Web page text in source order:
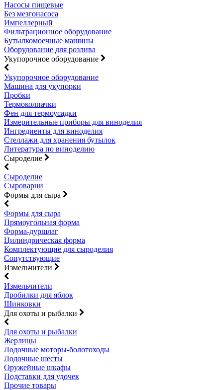
Насосы пищевые
Без мезгонасоса
Импеллерный
Фильтрационное оборудование
Бутылкомоечные машины
Оборудование для розлива
Укупорочное оборудование
Укупорочное оборудование
Машина для укупорки
Пробки
Термоколпачки
Фен для термоусадки
Измерительные приборы для виноделия
Ингредиенты для виноделия
Стеллажи для хранения бутылок
Литература по виноделию
Сыроделие
Сыроделие
Сыроварни
Формы для сыра
Формы для сыра
Прямоугольная форма
Форма-дуршлаг
Цилиндрическая форма
Комплектующие для сыроделия
Сопутствующие
Измельчители
Измельчители
Дробилки для яблок
Шинковки
Для охоты и рыбалки
Для охоты и рыбалки
Жерлицы
Лодочные моторы-болотоходы
Лодочные шесты
Оружейные шкафы
Подставки для удочек
Прочие товары